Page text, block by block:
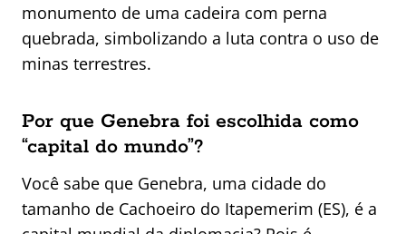
monumento de uma cadeira com perna
quebrada, simbolizando a luta contra o uso de
minas terrestres.
Por que Genebra foi escolhida como
“capital do mundo”?
Você sabe que Genebra, uma cidade do
tamanho de Cachoeiro do Itapemerim (ES), é a